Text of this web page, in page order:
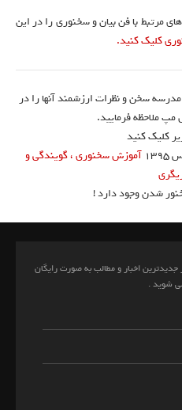
مرتبط با فن بیان و سخنوری را در این
کلیک کنید.
سخن و نظرات ارزشمند آنها را در
ملاحظه فرمایید.
کلیک کنید
آموزش سخنوری ، گویندگی و
شدن وجود دارد !
اخبار و مطالب به صورت رایگان
شوید .